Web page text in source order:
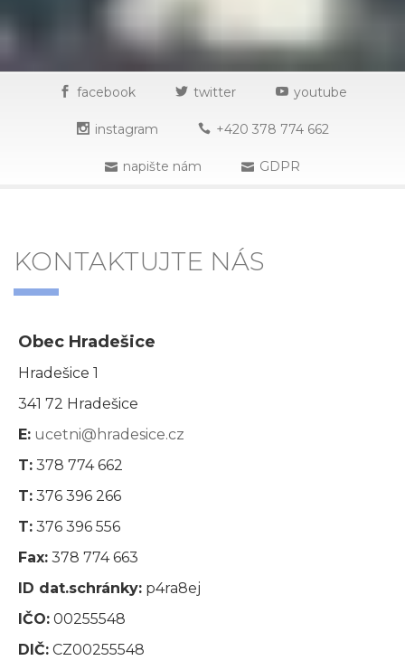
facebook twitter youtube
instagram +420 378 774 662
napište nám GDPR
KONTAKTUJTE NÁS
Obec Hradešice
Hradešice 1
341 72 Hradešice
E: ucetni@hradesice.cz
T: 378 774 662
T: 376 396 266
T: 376 396 556
Fax: 378 774 663
ID dat.schránky: p4ra8ej
IČO: 00255548
DIČ: CZ00255548